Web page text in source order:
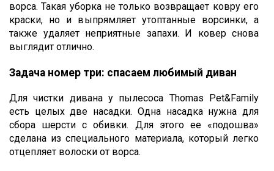
ворса. Такая уборка не только возвращает ковру его
краски, но и выпрямляет утоптанные ворсинки, а
также удаляет неприятные запахи. И ковер снова
выглядит отлично.
Задача номер три: спасаем любимый диван
Для чистки дивана у пылесоса Thomas Pet&Family
есть целых две насадки. Одна насадка нужна для
сбора шерсти с обивки. Для этого ее «подошва»
сделана из специального материала, который легко
отцепляет волоски от ворса.